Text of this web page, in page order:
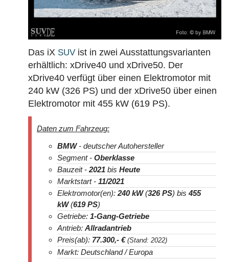
Das iX SUV ist in zwei Ausstattungsvarianten
erhältlich: xDrive40 und xDrive50. Der
xDrive40 verfügt über einen Elektromotor mit
240 kW (326 PS) und der xDrive50 über einen
Elektromotor mit 455 kW (619 PS).
Daten zum Fahrzeug:
BMW- deutscher Autohersteller
Segment - Oberklasse
Bauzeit - 2021 bis Heute
Marktstart - 11/2021
Elektromotor(en): 240 kW(326 PS) bis455
kW(619 PS)
Getriebe: 1-Gang-Getriebe
Antrieb: Allradantrieb
Preis(ab): 77.300,- € (Stand: 2022)
Markt: Deutschland / Europa